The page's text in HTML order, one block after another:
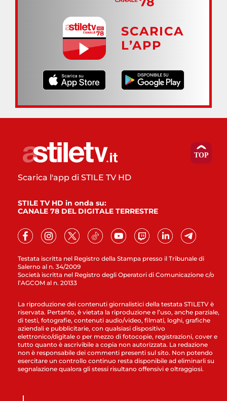
SCARICA
L’APP
Testata iscritta nel Registro della Stampa presso il Tribunale di
Salerno al n. 34/2009
Società iscritta nel Registro degli Operatori di Comunicazione c/o
l’AGCOM al n. 20133
Scarica l'app di STILE TV HD
STILE TV HD in onda su:
CANALE 78 DEL DIGITALE TERRESTRE
La riproduzione dei contenuti giornalistici della testata STILETV è
riservata. Pertanto, è vietata la riproduzione e l’uso, anche parziale,
di testi, fotografie, contenuti audio/video, filmati, loghi, grafiche
aziendali e pubblicitarie, con qualsiasi dispositivo
elettronico/digitale o per mezzo di fotocopie, registrazioni, cover e
tutto quanto è ascrivibile a copia non autorizzata. La redazione
non è responsabile dei commenti presenti sul sito. Non potendo
esercitare un controllo continuo resta disponibile ad eliminarli su
segnalazione qualora gli stessi risultano offensivi e oltraggiosi.